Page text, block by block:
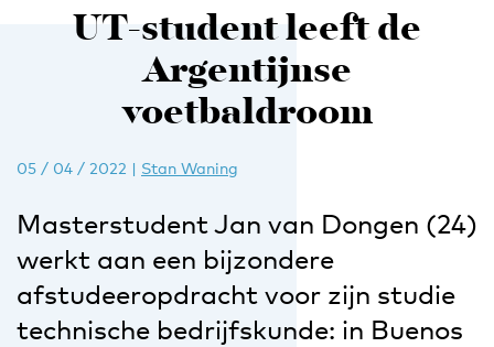
UT-student leeft de
Argentijnse
voetbaldroom
05 / 04 / 2022 | Stan Waning
Masterstudent Jan van Dongen (24)
werkt aan een bijzondere
afstudeeropdracht voor zijn studie
technische bedrijfskunde: in Buenos